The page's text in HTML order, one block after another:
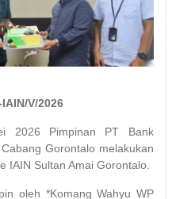
V/2026
2026 Pimpinan PT Bank
Gorontalo melakukan
IAIN Sultan Amai Gorontalo.
oleh *Komang Wahyu WP